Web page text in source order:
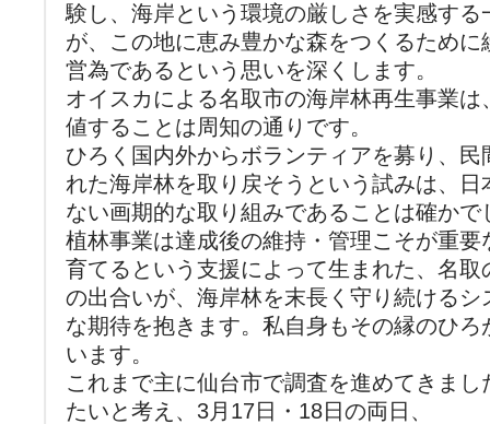
験し、海岸という環境の厳しさを実感す
が、この地に恵み豊かな森をつくるため
営為であるという思いを深くします。
オイスカによる名取市の海岸林再生事業
値することは周知の通りです。
ひろく国内外からボランティアを募り、
れた海岸林を取り戻そうという試みは、
ない画期的な取り組みであることは確かで
植林事業は達成後の維持・管理こそが重
育てるという支援によって生まれた、名
の出合いが、海岸林を末長く守り続ける
な期待を抱きます。私自身もその縁のひ
います。
これまで主に仙台市で調査を進めてきま
たいと考え、3月17日・18日の両日、